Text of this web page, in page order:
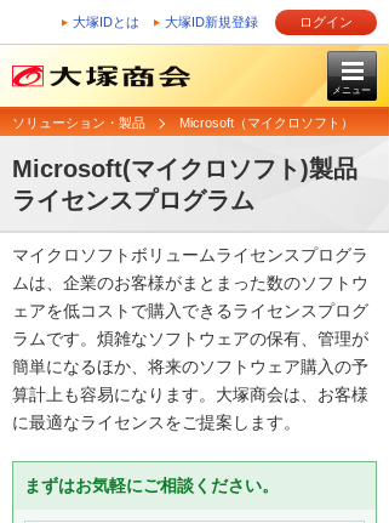
大塚IDとは 大塚ID新規登録 ログイン
メニュー
ソリューション・製品 Microsoft（マイクロソフト）
Microsoft(マイクロソフト)製品
ライセンスプログラム
マイクロソフトボリュームライセンスプログラ
ムは、企業のお客様がまとまった数のソフトウ
ェアを低コストで購入できるライセンスプログ
ラムです。煩雑なソフトウェアの保有、管理が
簡単になるほか、将来のソフトウェア購入の予
算計上も容易になります。大塚商会は、お客様
に最適なライセンスをご提案します。
まずはお気軽にご相談ください。